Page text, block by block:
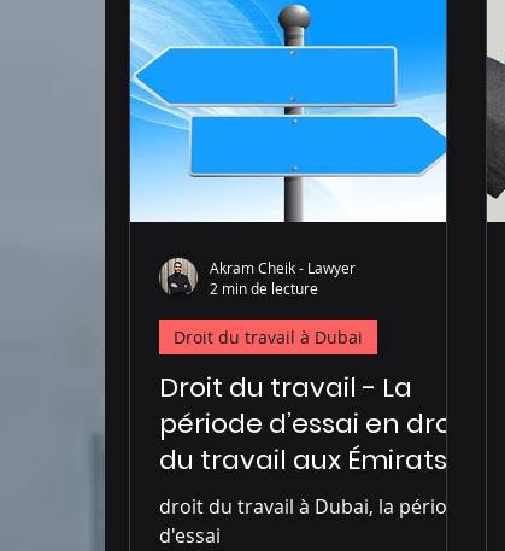
Droit du travail - La
période d’essai en droit
du travail aux Émirats
arabes unis
droit du travail à Dubai, la période
d'essai
Droit du travail à Dubai
Akram Cheik - Lawyer
2 min de lecture